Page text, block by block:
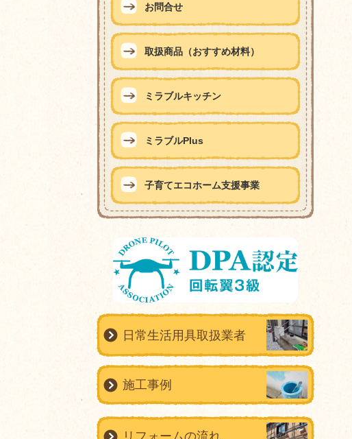
お問合せ
取扱商品（おすすめ材料）
ミラブルキッチン
ミラブルPlus
子育てエコホーム支援事業
日常生活用具取扱業者
施工事例